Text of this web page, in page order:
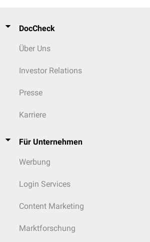
DocCheck
Über Uns
Investor Relations
Presse
Karriere
Für Unternehmen
Werbung
Login Services
Content Marketing
Marktforschung